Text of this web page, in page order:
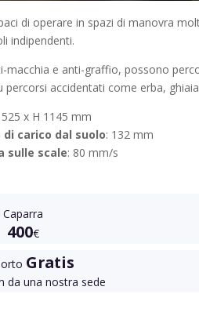
di operare in spazi di manovra
indipendenti.
macchia e anti-graffio, possono
percorsi accidentati come erba,
x H 1145 mm
carico dal suolo: 132 mm
sulle scale: 80 mm/s
Caparra
400€
Gratis
da una nostra sede